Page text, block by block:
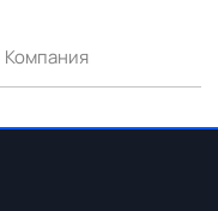
Компания